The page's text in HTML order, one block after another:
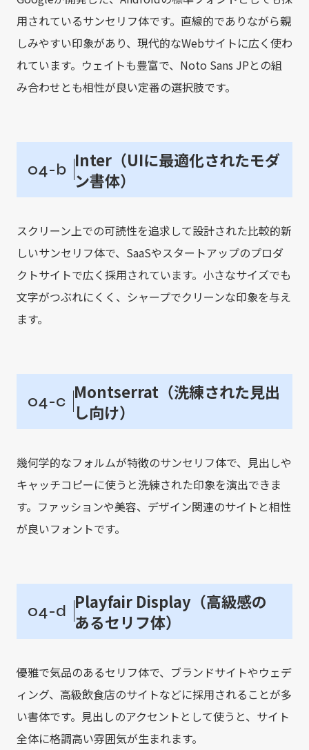
用されているサンセリフ体です。直線的でありながら親
しみやすい印象があり、現代的なWebサイトに広く使わ
れています。ウェイトも豊富で、Noto Sans JPとの組
み合わせとも相性が良い定番の選択肢です。
04-b Inter（UIに最適化されたモダ
ン書体）
スクリーン上での可読性を追求して設計された比較的新
しいサンセリフ体で、SaaSやスタートアップのプロダ
クトサイトで広く採用されています。小さなサイズでも
文字がつぶれにくく、シャープでクリーンな印象を与え
ます。
04-c Montserrat（洗練された見出
し向け）
幾何学的なフォルムが特徴のサンセリフ体で、見出しや
キャッチコピーに使うと洗練された印象を演出できま
す。ファッションや美容、デザイン関連のサイトと相性
が良いフォントです。
04-d Playfair Display（高級感の
あるセリフ体）
優雅で気品のあるセリフ体で、ブランドサイトやウェデ
ィング、高級飲食店のサイトなどに採用されることが多
い書体です。見出しのアクセントとして使うと、サイト
全体に格調高い雰囲気が生まれます。